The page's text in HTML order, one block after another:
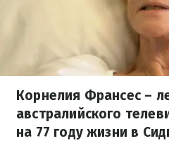
Корнелия Франсес –
австралийского
на 77 году жизни в